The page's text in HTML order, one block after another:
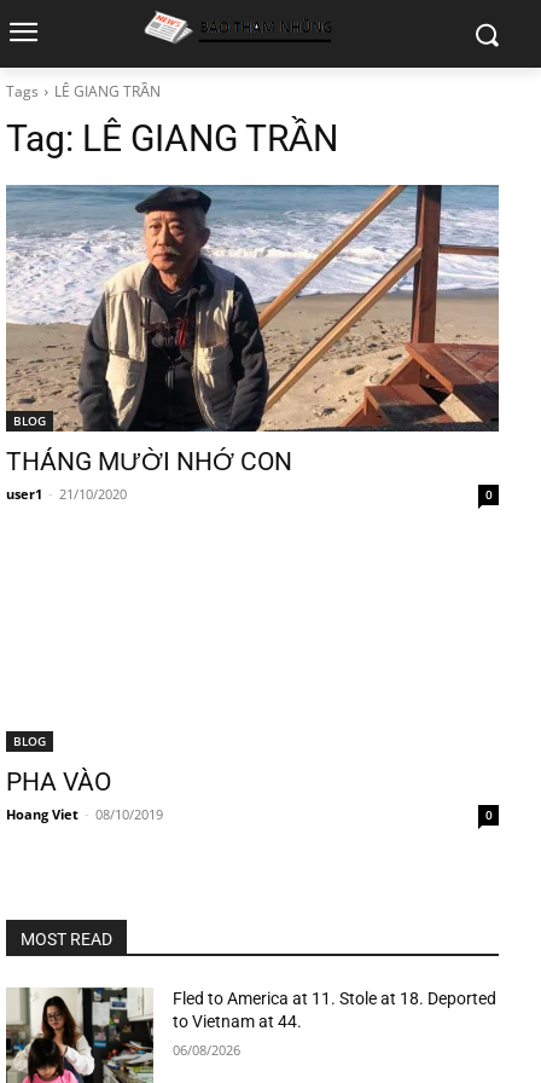
Tags LÊ GIANG TRẦN
Tag: LÊ GIANG TRẦN
BLOG
THÁNG MƯỜI NHỚ CON
user1 - 21/10/2020 0
BLOG
PHA VÀO
Hoang Viet - 08/10/2019 0
MOST READ
Fled to America at 11. Stole at 18. Deported
to Vietnam at 44.
06/08/2026